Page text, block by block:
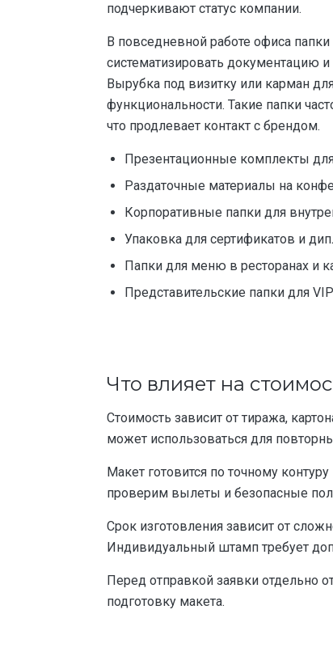
подчеркивают статус компании.
В повседневной работе офиса
систематизировать документацию
Вырубка под визитку или карман
функциональности. Такие папки
что продлевает контакт с брендом.
Презентационные комплекты
Раздаточные материалы на
Корпоративные папки для
Упаковка для сертификатов и
Папки для меню в ресторанах и
Представительские папки для
Что влияет на
Стоимость зависит от тиража,
может использоваться для
Макет готовится по точному
проверим вылеты и безопасные
Срок изготовления зависит от
Индивидуальный штамп требует
Перед отправкой заявки отдельно
подготовку макета.